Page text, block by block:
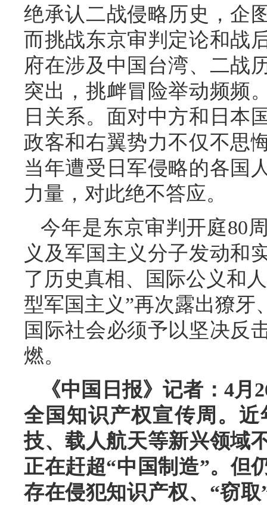
绝承认二战侵略历史，企
而挑战东京审判定论和战
府在涉及中国台湾、二战
突出，挑衅冒险举动频频
日关系。面对中方和日本
政客和右翼势力不仅不思
当年遭受日军侵略的各国
力量，对此绝不答应。
今年是东京审判开庭80
义及军国主义分子发动和
了历史真相、国际公义和
型军国主义”再次露出獠牙
国际社会必须予以坚决反
燃。
《中国日报》记者：4
全国知识产权宣传周。
技、载人航天等新兴领域
正在赶超“中国制造”。但
存在侵犯知识产权、“窃